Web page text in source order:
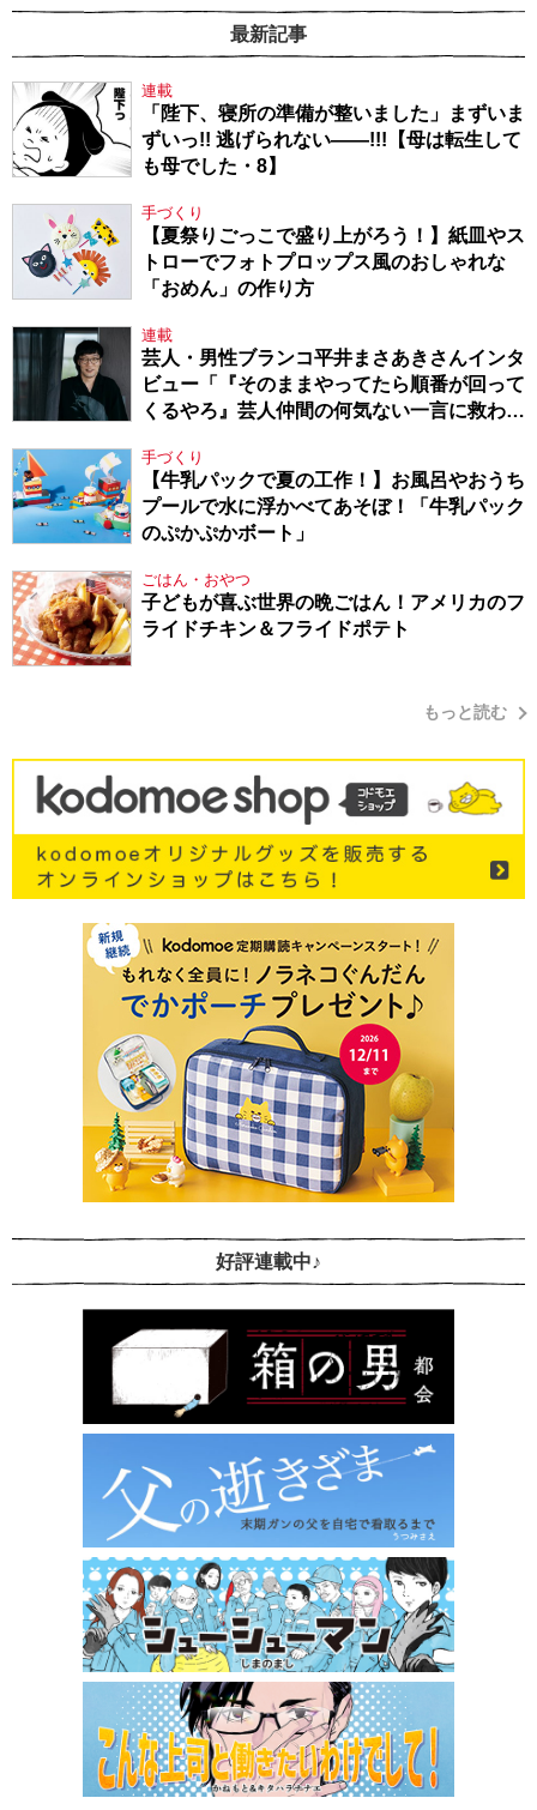
最新記事
連載
「陛下、寝所の準備が整いました」まずいま
ずいっ!! 逃げられない――!!!【母は転生して
も母でした・8】
手づくり
【夏祭りごっこで盛り上がろう！】紙皿やス
トローでフォトプロップス風のおしゃれな
「おめん」の作り方
連載
芸人・男性ブランコ平井まさあきさんインタ
ビュー「『そのままやってたら順番が回って
くるやろ』芸人仲間の何気ない一言に救われ
手づくり
【牛乳パックで夏の工作！】お風呂やおうち
プールで水に浮かべてあそぼ！「牛乳パック
のぷかぷかボート」
ごはん・おやつ
子どもが喜ぶ世界の晩ごはん！アメリカのフ
ライドチキン＆フライドポテト
もっと読む
好評連載中♪